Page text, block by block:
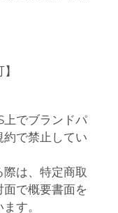
上でブランドパ
で禁止してい
は、特定商取
で概要書面を
す。